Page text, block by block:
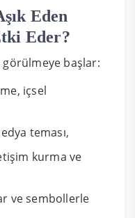
Eden
Eder?
başlar:
içsel
teması,
kurma ve
ve sembollerle